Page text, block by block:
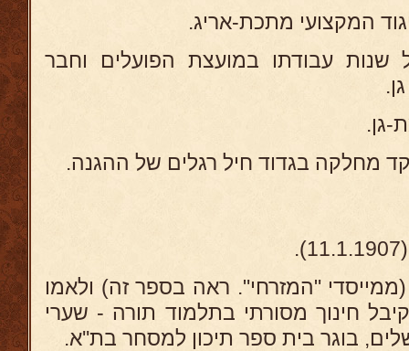
שנות עבודתו במועצת הפועלים וחבר
מחלקה בגדוד חיל רגלים של ההגנה.
(ממייסדי "המזרחי". ראה בספר זה) ולאמו
חינוך מסורתי בתלמוד תורה - שערי
בוגר בית ספר תיכון למסחר בת''א.